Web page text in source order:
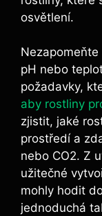
osvětlení.
Nezapomeňte​
pH ‌nebo
požadavky,⁤
aby rostliny
zjistit, jaké
prostředí a
nebo CO2. Z
užitečné
mohly⁢ hodit
jednoduchá